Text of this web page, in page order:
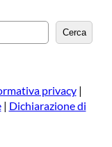
Cerca
privacy|
| Dichiarazione di